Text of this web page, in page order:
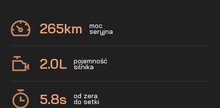
265km moc
seryjna
2.0L pojemność
silnika
5.8s od zera
do setki